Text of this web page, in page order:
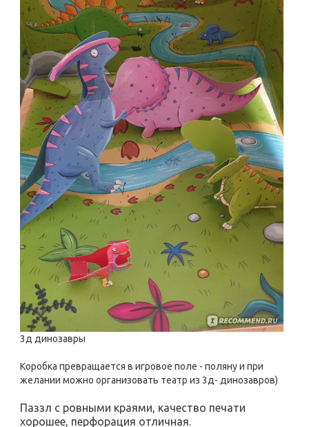
3д динозавры
Коробка превращается в игровое поле - поляну и при
желании можно организовать театр из 3д- динозавров)
Паззл с ровными краями, качество печати
хорошее, перфорация отличная.